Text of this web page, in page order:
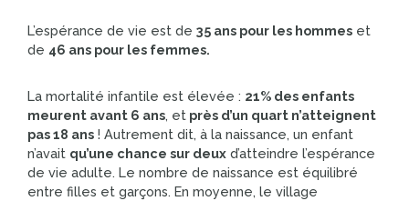
L’espérance de vie est de 35 ans pour les hommes et
de 46 ans pour les femmes.
La mortalité infantile est élevée : 21% des enfants
meurent avant 6 ans, et près d’un quart n’atteignent
pas 18 ans ! Autrement dit, à la naissance, un enfant
n’avait qu’une chance sur deux d’atteindre l’espérance
de vie adulte. Le nombre de naissance est équilibré
entre filles et garçons. En moyenne, le village